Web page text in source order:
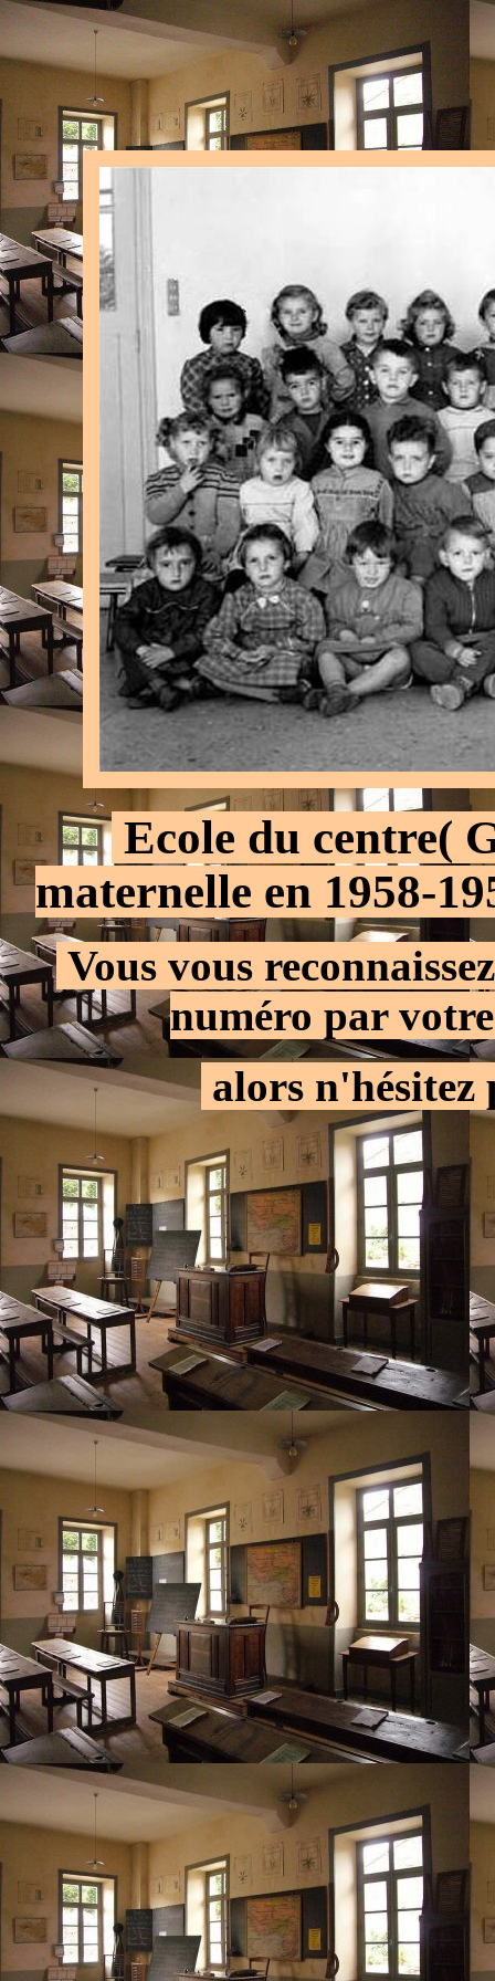
Ecole du centre(
maternelle en 1958-
Vous vous
numéro par
. alors n'hésitez